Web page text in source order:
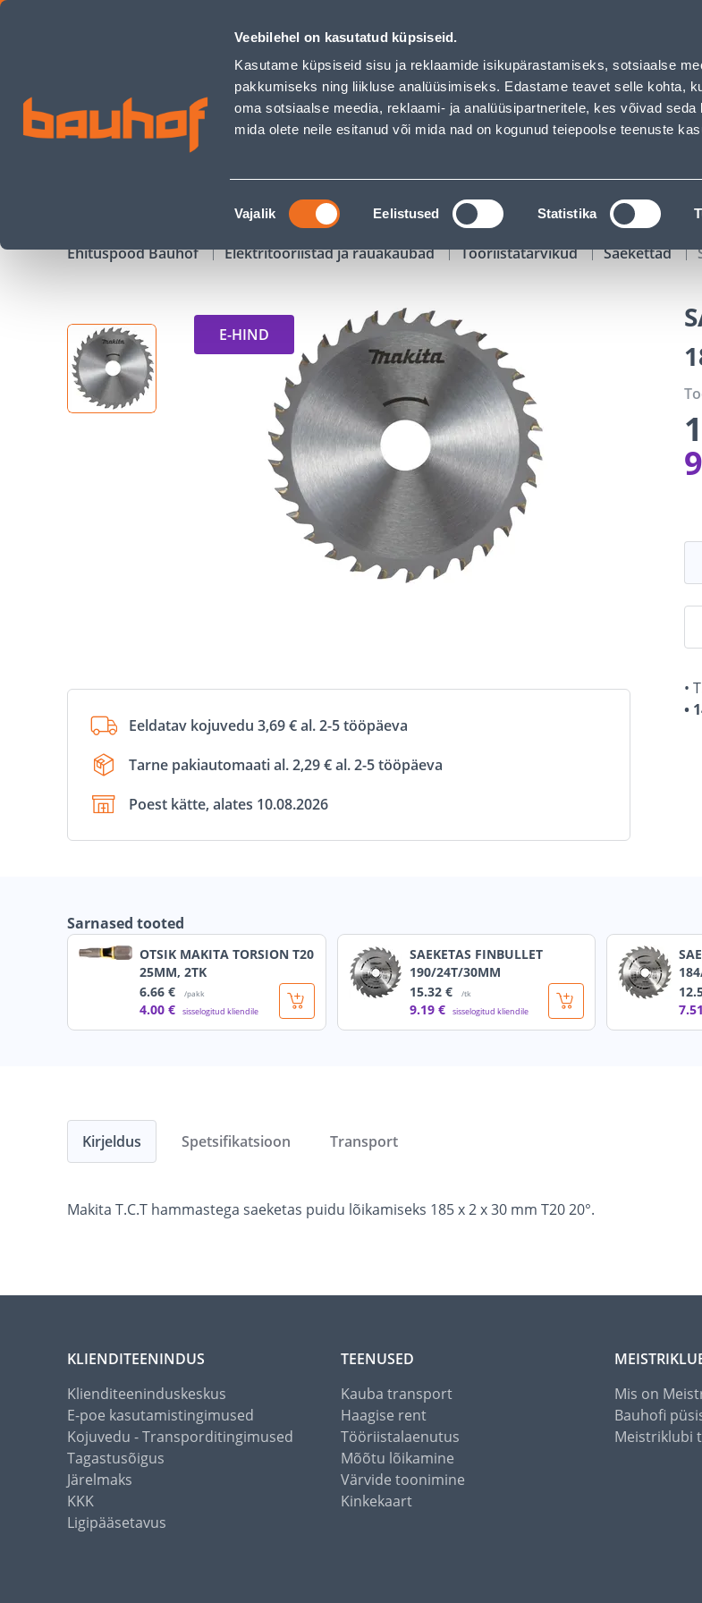
Veebilehel on kasutatud küpsiseid.
Kasutame küpsiseid sisu ja reklaamide isikupärastamiseks, sotsiaalse
pakkumiseks ning liikluse analüüsimiseks. Edastame teavet selle kohta,
oma sotsiaalse meedia, reklaami- ja analüüsipartneritele, kes võivad seda
mida olete neile esitanud või mida nad on kogunud teiepoolse teenuste
Nõusoleku
valik
Vajalik Eelistused Statistika
SAEKETAS PUIDULE MAKITA 185X2X30MM T20 20° - Bauhof has loaded
Äriklienditeenindus Klienditeenindus Teenused Karjäärileht
OTSI
KAMPAANIAD KATALOOGID
Ehituspood Bauhof Elektritööriistad ja rauakaubad Tööriistatarvikud Saekettad
E-HIND
Eeldatav kojuvedu 3,69 € al. 2-5 tööpäeva
Tarne pakiautomaati al. 2,29 € al. 2-5 tööpäeva
Poest kätte, alates 10.08.2026
9
•
•
Sarnased tooted
OTSIK MAKITA TORSION T20
25MM, 2TK
6.66 € /pakk
4.00 € sisselogitud kliendile
SAEKETAS FINBULLET
190/24T/30MM
15.32 € /tk
9.19 € sisselogitud kliendile
12
7
Kirjeldus
Makita T.C.T hammastega saeketas puidu lõikamiseks 185 x 2 x 30 mm T20 20°.
Spetsifikatsioon Transport
KLIENDITEENINDUS
Klienditeeninduskeskus
E-poe kasutamistingimused
Kojuvedu - Transporditingimused
Tagastusõigus
Järelmaks
KKK
Ligipääsetavus
TEENUSED
Kauba transport
Haagise rent
Tööriistalaenutus
Mõõtu lõikamine
Värvide toonimine
Kinkekaart
Mis on
Bauhofi
Meistriklubi